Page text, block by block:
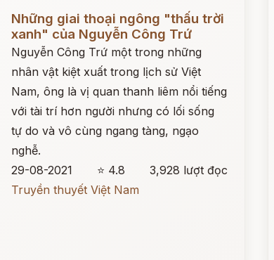
Những giai thoại ngông "thấu trời
xanh" của Nguyễn Công Trứ
Nguyễn Công Trứ một trong những
nhân vật kiệt xuất trong lịch sử Việt
Nam, ông là vị quan thanh liêm nổi tiếng
với tài trí hơn người nhưng có lối sống
tự do và vô cùng ngang tàng, ngạo
nghễ.
29-08-2021
⭐ 4.8
3,928 lượt đọc
Truyền thuyết Việt Nam